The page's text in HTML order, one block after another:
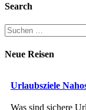
Search
Suchen
nach:
Neue Reisen
Urlaubsziele
Was sind sichere